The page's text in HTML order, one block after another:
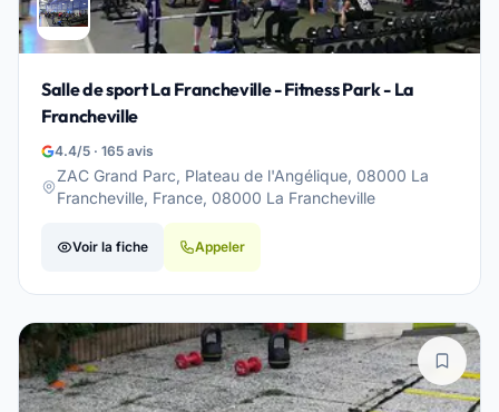
Salle de sport La Francheville - Fitness Park - La
Francheville
4.4/5 · 165 avis
ZAC Grand Parc, Plateau de l'Angélique, 08000 La
Francheville, France, 08000 La Francheville
Voir la fiche Appeler